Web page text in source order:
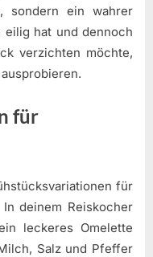
sondern ein wahrer
eilig hat und dennoch
verzichten möchte,
für
für
deinem Reiskocher
leckeres Omelette
Salz und Pfeffer